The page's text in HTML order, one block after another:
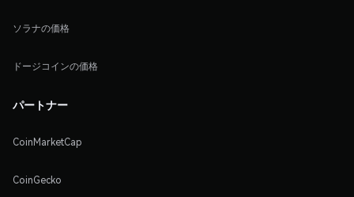
ソラナの価格
ドージコインの価格
パートナー
CoinMarketCap
CoinGecko